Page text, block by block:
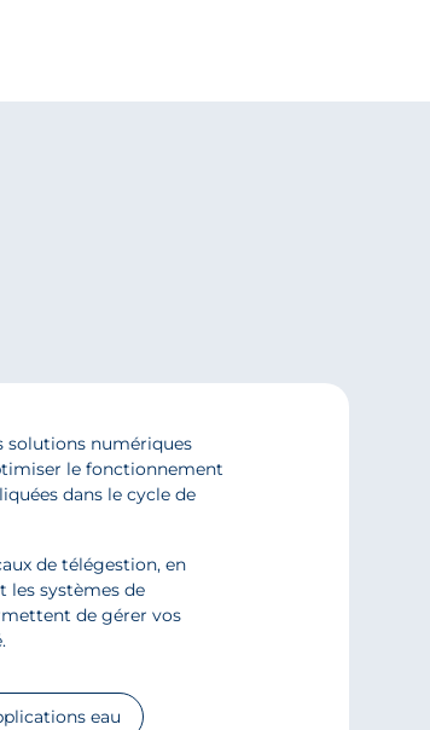
solutions numériques
le fonctionnement
dans le cycle de
de télégestion, en
les systèmes de
de gérer vos
eau